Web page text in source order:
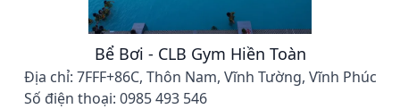
Bể Bơi - CLB Gym Hiền Toàn
Địa chỉ: 7FFF+86C, Thôn Nam, Vĩnh Tường, Vĩnh Phúc
Số điện thoại: 0985 493 546